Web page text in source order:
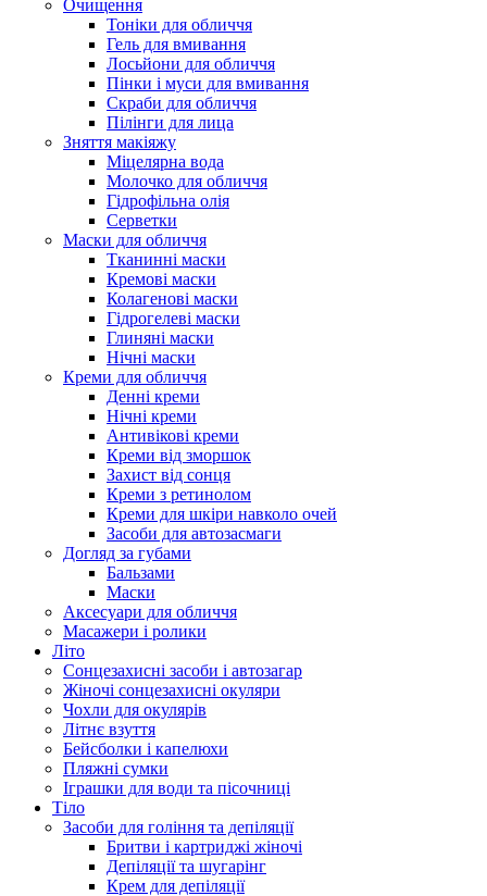
Очищення
Тоніки для обличчя
Гель для вмивання
Лосьйони для обличчя
Пінки і муси для вмивання
Скраби для обличчя
Пілінги для лица
Зняття макіяжу
Міцелярна вода
Молочко для обличчя
Гідрофільна олія
Серветки
Маски для обличчя
Тканинні маски
Кремові маски
Колагенові маски
Гідрогелеві маски
Глиняні маски
Нічні маски
Креми для обличчя
Денні креми
Нічні креми
Антивікові креми
Креми від зморшок
Захист від сонця
Креми з ретинолом
Креми для шкіри навколо очей
Засоби для автозасмаги
Догляд за губами
Бальзами
Маски
Аксесуари для обличчя
Масажери і ролики
Літо
Сонцезахисні засоби і автозагар
Жіночі сонцезахисні окуляри
Чохли для окулярів
Літнє взуття
Бейсболки і капелюхи
Пляжні сумки
Іграшки для води та пісочниці
Тіло
Засоби для гоління та депіляції
Бритви і картриджі жіночі
Депіляції та шугарінг
Крем для депіляції